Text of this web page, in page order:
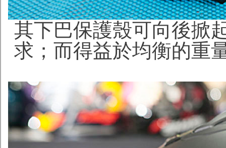
其下巴保護殼可向後掀
求；而得益於均衡的重